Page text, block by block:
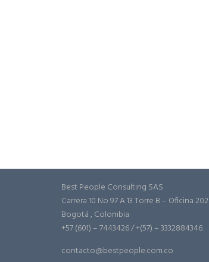
Best People Consulting SAS
Carrera 10 No 97 A 13 Torre B – Oficina 202
Bogotá , Colombia
+57 (601) – 7443426 / +(57) – 3332884346
contacto@bestpeople.com.co